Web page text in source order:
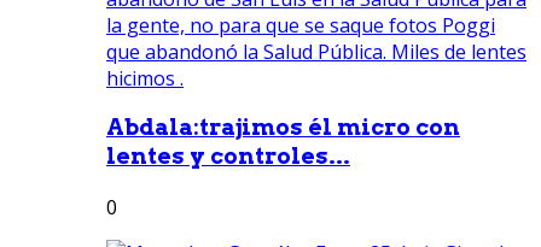
Abdala:trajimos él micro con
lentes y controles...
0